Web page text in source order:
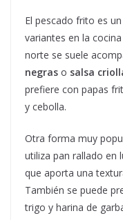
El pescado frito es
variantes en la
norte se suele
negras o salsa
prefiere con papas
y cebolla.
Otra forma muy
utiliza pan rallado en
que aporta una
También se puede
trigo y harina de